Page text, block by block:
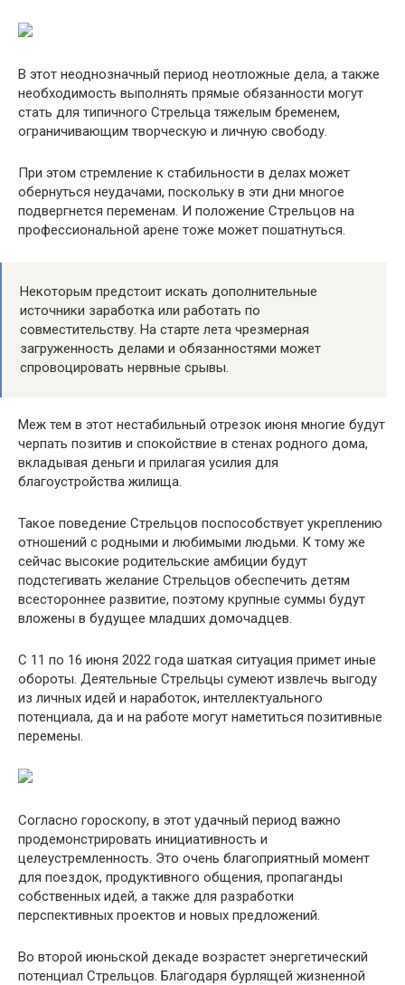
В этот неоднозначный период неотложные дела, а также
необходимость выполнять прямые обязанности могут
стать для типичного Стрельца тяжелым бременем,
ограничивающим творческую и личную свободу.
При этом стремление к стабильности в делах может
обернуться неудачами, поскольку в эти дни многое
подвергнется переменам. И положение Стрельцов на
профессиональной арене тоже может пошатнуться.
Некоторым предстоит искать дополнительные
источники заработка или работать по
совместительству. На старте лета чрезмерная
загруженность делами и обязанностями может
спровоцировать нервные срывы.
Меж тем в этот нестабильный отрезок июня многие будут
черпать позитив и спокойствие в стенах родного дома,
вкладывая деньги и прилагая усилия для
благоустройства жилища.
Такое поведение Стрельцов поспособствует укреплению
отношений с родными и любимыми людьми. К тому же
сейчас высокие родительские амбиции будут
подстегивать желание Стрельцов обеспечить детям
всестороннее развитие, поэтому крупные суммы будут
вложены в будущее младших домочадцев.
С 11 по 16 июня 2022 года шаткая ситуация примет иные
обороты. Деятельные Стрельцы сумеют извлечь выгоду
из личных идей и наработок, интеллектуального
потенциала, да и на работе могут наметиться позитивные
перемены.
Согласно гороскопу, в этот удачный период важно
продемонстрировать инициативность и
целеустремленность. Это очень благоприятный момент
для поездок, продуктивного общения, пропаганды
собственных идей, а также для разработки
перспективных проектов и новых предложений.
Во второй июньской декаде возрастет энергетический
потенциал Стрельцов. Благодаря бурлящей жизненной